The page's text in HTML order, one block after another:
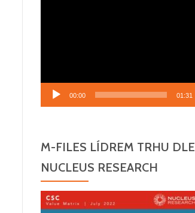
00:00 01:31
M-FILES LÍDREM TRHU DLE
NUCLEUS RESEARCH